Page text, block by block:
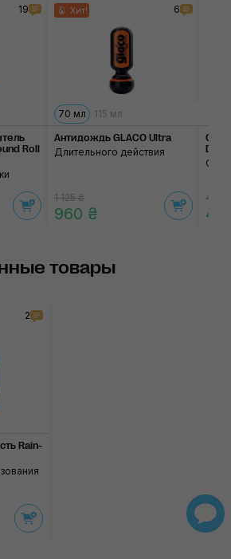
19
Roll
Хит! 6
70 мл 115 мл
Антидождь GLACO Ultra
Длительного действия
1 125 ₴
960 ₴
De
С
490
товары
2
Rain-